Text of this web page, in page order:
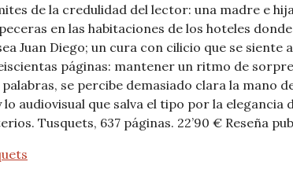
de la credulidad del lector: una madre e
en las habitaciones de los hoteles
Juan Diego; un cura con cilicio que se
páginas: mantener un ritmo de
se percibe demasiado clara la mano
audiovisual que salva el tipo por la
Tusquets, 637 páginas. 22’90 € Reseña